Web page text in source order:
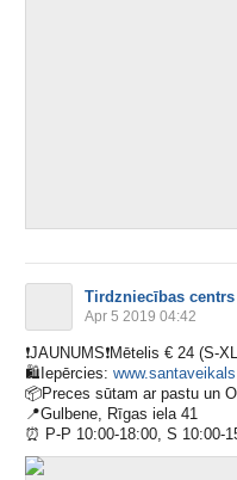
Tirdzniecības centrs
Apr 5 2019 04:42
❗️JAUNUMS❗️Mētelis € 24 (S-
🛍 Iepērcies:
📦Preces sūtam ar pastu un
📍Gulbene, Rīgas iela 41
⏰ P-P 10:00-18:00, S 10:00-